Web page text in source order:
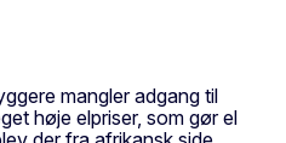
mangler adgang til
høje elpriser, som gør el